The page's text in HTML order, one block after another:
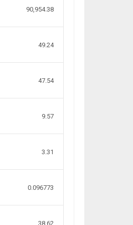
90,954.38
49.24
47.54
9.57
3.31
0.096773
38.62